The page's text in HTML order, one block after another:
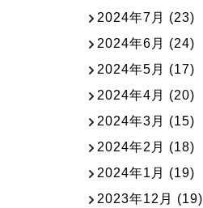
2024年7月 (23)
2024年6月 (24)
2024年5月 (17)
2024年4月 (20)
2024年3月 (15)
2024年2月 (18)
2024年1月 (19)
2023年12月 (19)